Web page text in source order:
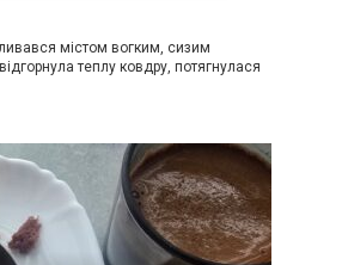
містом вогким, сизим
теплу ковдру, потягнулася